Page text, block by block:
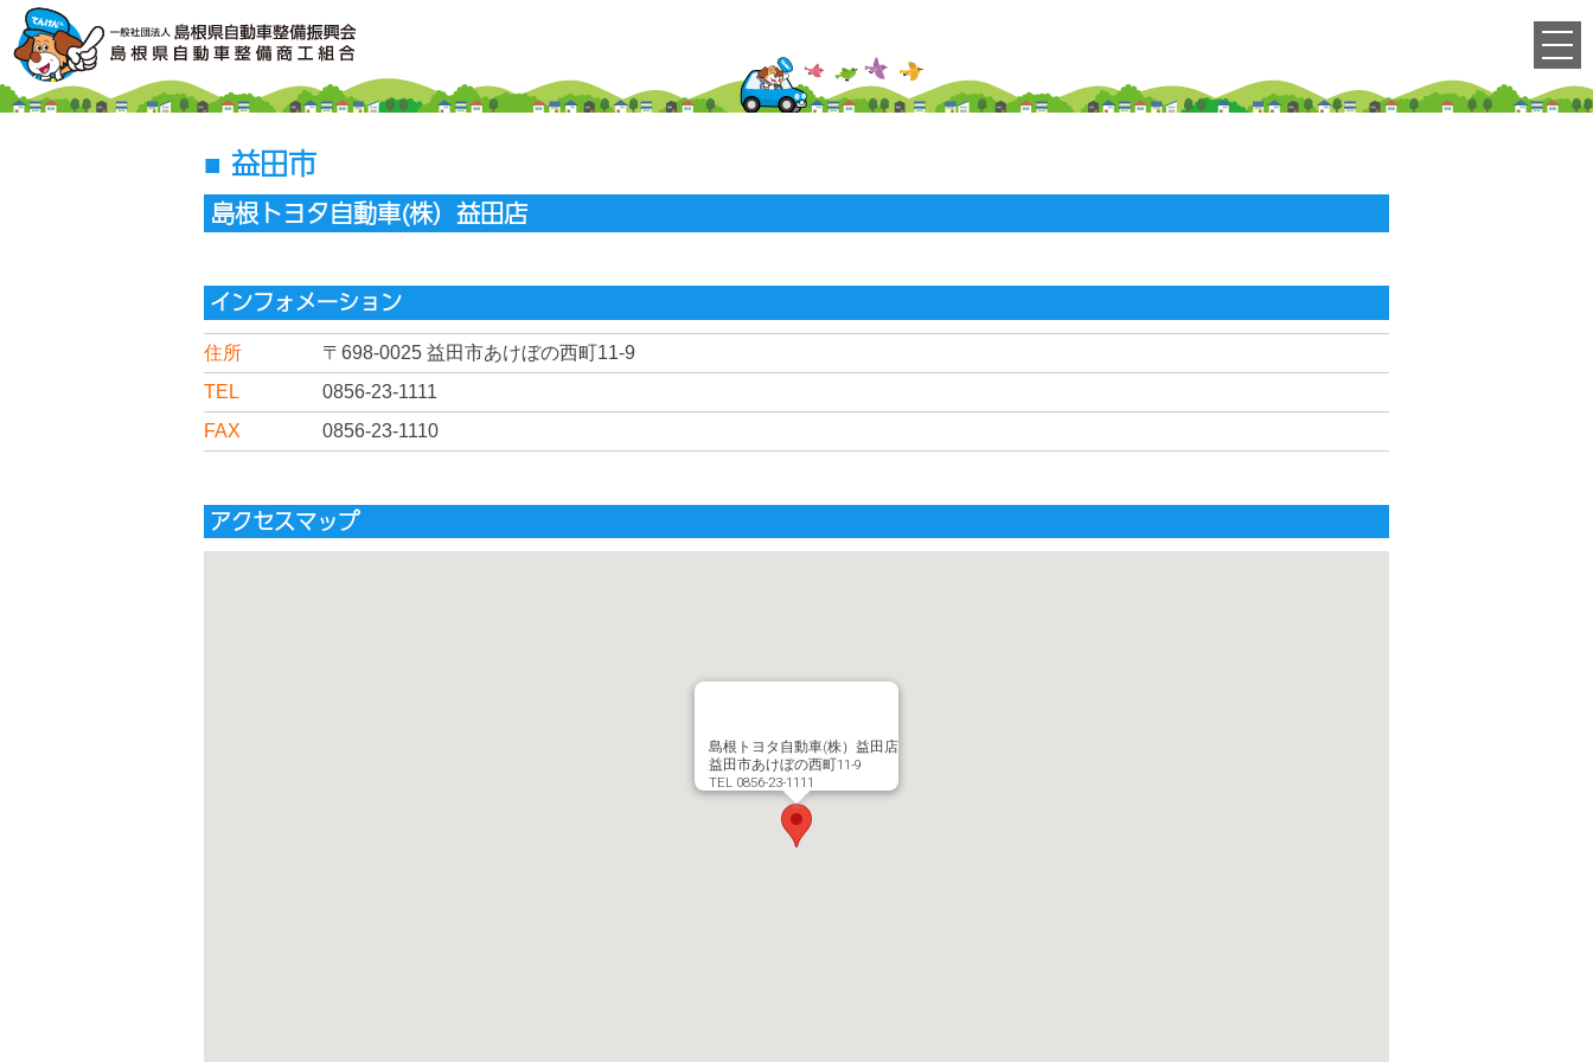
益田市
島根トヨタ自動車(株）益田店
インフォメーション
住所 〒698-0025 益田市あけぼの西町11-9
TEL
0856-23-1111
FAX
0856-23-1110
アクセスマップ
島根トヨタ自動車(株）益田店
益田市あけぼの西町11-9
TEL 0856-23-1111